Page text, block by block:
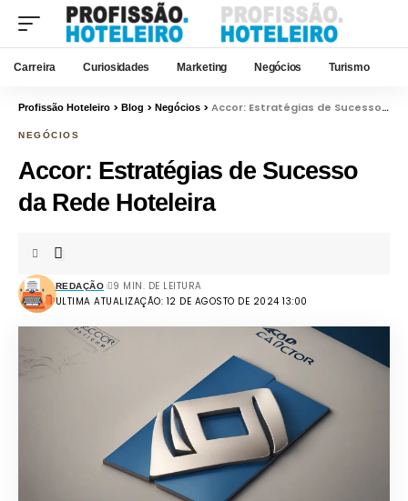
Carreira Curiosidades Marketing Negócios Turismo
Profissão Hoteleiro > Blog > Negócios >Accor: Estratégias de Sucesso da Rede Hoteleira
NEGÓCIOS
Accor: Estratégias de Sucesso
da Rede Hoteleira
ULTIMA ATUALIZAÇÃO: 12 DE AGOSTO DE 2024 13:00
REDAÇÃO 9 MIN. DE LEITURA